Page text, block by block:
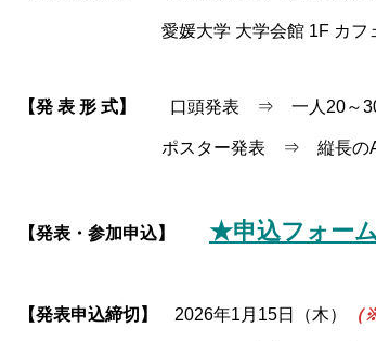
愛媛大学 大学会館 1F カフェテリア
【発 表 形 式】 口頭発表 ⇒ 一人20～30分
ポスター発表 ⇒ 縦長のA0で
【発表・参加申込】 ★申込フォー
【発表申込締切】 2026年1月15日（木） （